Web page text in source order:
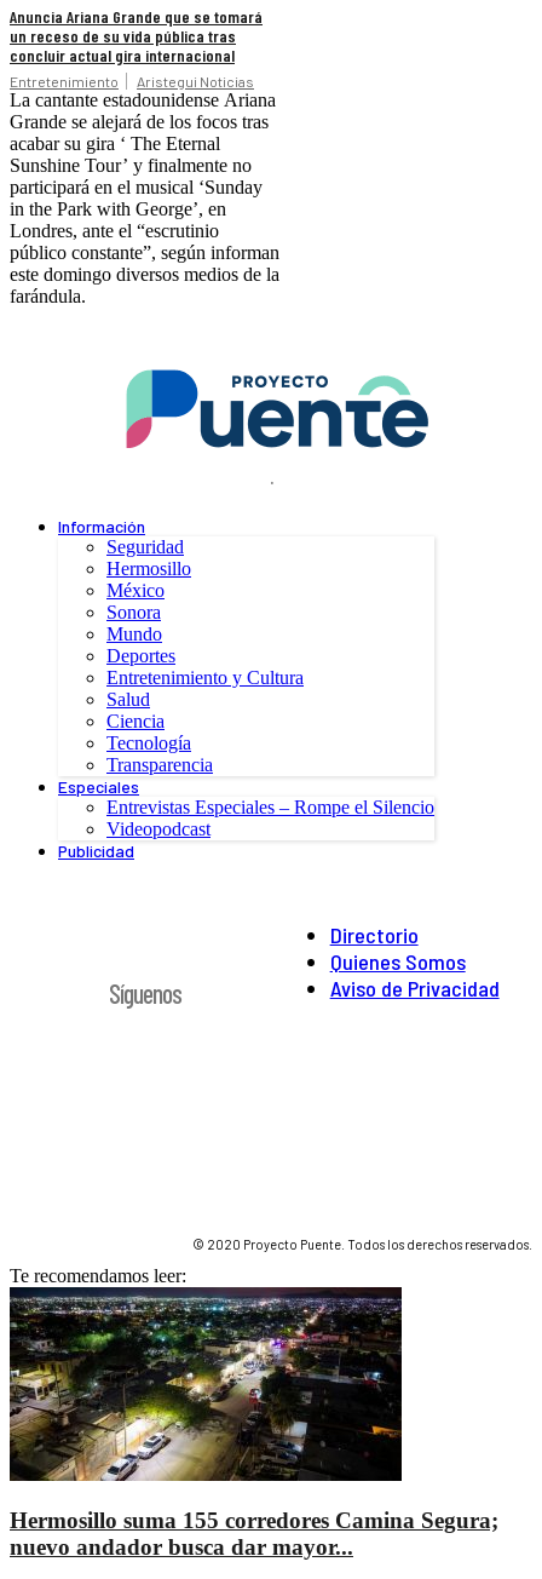
Anuncia Ariana Grande que se tomará
un receso de su vida pública tras
concluir actual gira internacional
Entretenimiento Aristegui Noticias
La cantante estadounidense Ariana
Grande se alejará de los focos tras
acabar su gira ‘ The Eternal
Sunshine Tour’ y finalmente no
participará en el musical ‘Sunday
in the Park with George’, en
Londres, ante el “escrutinio
público constante”, según informan
este domingo diversos medios de la
farándula.
.
Información
Seguridad
Hermosillo
México
Sonora
Mundo
Deportes
Entretenimiento y Cultura
Salud
Ciencia
Tecnología
Transparencia
Especiales
Entrevistas Especiales – Rompe el Silencio
Videopodcast
Publicidad
Directorio
Quienes Somos
Aviso de Privacidad
Síguenos
© 2020 Proyecto Puente. Todos los derechos reservados.
Te recomendamos leer:
Hermosillo suma 155 corredores Camina Segura;
nuevo andador busca dar mayor...